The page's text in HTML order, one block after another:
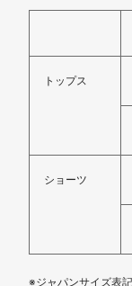
トップス
ショーツ
※ジャパンサイズ表記